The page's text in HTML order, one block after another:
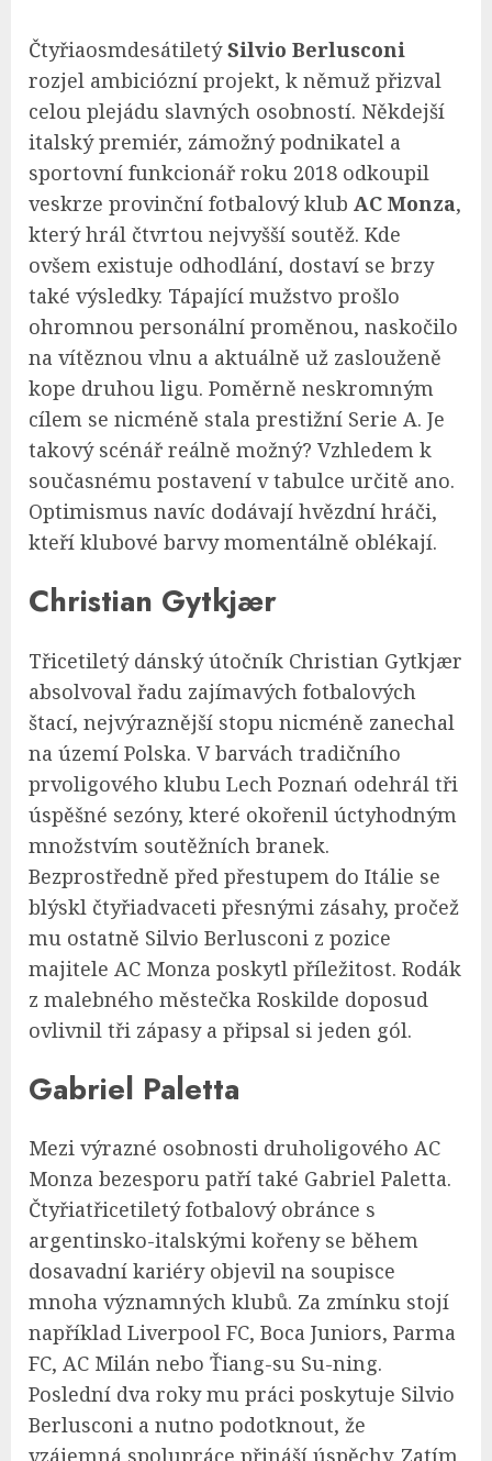
ČtyřiaosmdesátiletýSilvio Berlusconi
rozjel ambiciózní projekt, k němuž přizval
celou plejádu slavných osobností. Někdejší
italský premiér, zámožný podnikatel a
sportovní funkcionář roku 2018 odkoupil
veskrze provinční fotbalový klub AC Monza,
který hrál čtvrtou nejvyšší soutěž. Kde
ovšem existuje odhodlání, dostaví se brzy
také výsledky. Tápající mužstvo prošlo
ohromnou personální proměnou, naskočilo
na vítěznou vlnu a aktuálně už zaslouženě
kope druhou ligu. Poměrně neskromným
cílem se nicméně stala prestižní Serie A. Je
takový scénář reálně možný? Vzhledem k
současnému postavení v tabulce určitě ano.
Optimismus navíc dodávají hvězdní hráči,
kteří klubové barvy momentálně oblékají.
Christian Gytkjær
Třicetiletý dánský útočník Christian Gytkjær
absolvoval řadu zajímavých fotbalových
štací, nejvýraznější stopu nicméně zanechal
na území Polska. V barvách tradičního
prvoligového klubu Lech Poznań odehrál tři
úspěšné sezóny, které okořenil úctyhodným
množstvím soutěžních branek.
Bezprostředně před přestupem do Itálie se
blýskl čtyřiadvaceti přesnými zásahy, pročež
mu ostatně Silvio Berlusconi z pozice
majitele AC Monza poskytl příležitost. Rodák
z malebného městečka Roskilde doposud
ovlivnil tři zápasy a připsal si jeden gól.
Gabriel Paletta
Mezi výrazné osobnosti druholigového AC
Monza bezesporu patří také Gabriel Paletta.
Čtyřiatřicetiletý fotbalový obránce s
argentinsko-italskými kořeny se během
dosavadní kariéry objevil na soupisce
mnoha významných klubů. Za zmínku stojí
například Liverpool FC, Boca Juniors, Parma
FC, AC Milán nebo Ťiang-su Su-ning.
Poslední dva roky mu práci poskytuje Silvio
Berlusconi a nutno podotknout, že